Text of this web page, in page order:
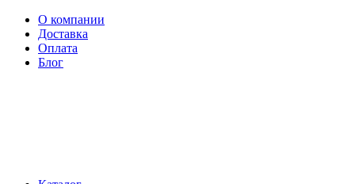
О компании
Доставка
Оплата
Блог